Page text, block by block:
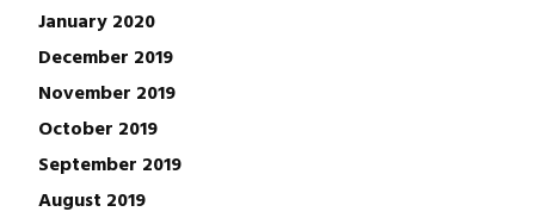
January 2020
December 2019
November 2019
October 2019
September 2019
August 2019